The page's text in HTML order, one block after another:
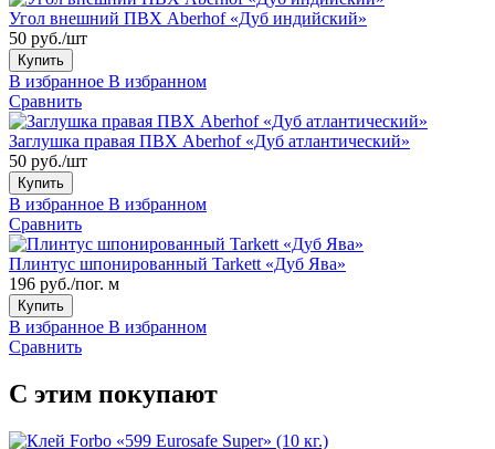
Угол внешний ПВХ Aberhof «Дуб индийский»
50 руб./шт
Купить
В избранное В избранном
Сравнить
Заглушка правая ПВХ Aberhof «Дуб атлантический»
50 руб./шт
Купить
В избранное В избранном
Сравнить
Плинтус шпонированный Tarkett «Дуб Ява»
196 руб./пог. м
Купить
В избранное В избранном
Сравнить
С этим покупают